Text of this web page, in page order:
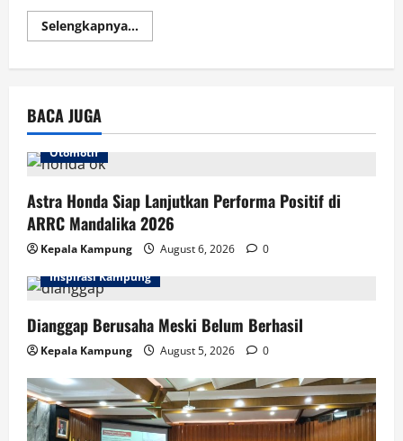
Selengkapnya...Read
more
SAR
BACA JUGA
Otomotif
Astra Honda Siap Lanjutkan Performa Positif di
ARRC Mandalika 2026
Kepala Kampung August 6, 2026
0
Inspirasi Kampung
Dianggap Berusaha Meski Belum Berhasil
Kepala Kampung August 5, 2026 0